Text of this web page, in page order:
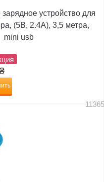
устройство для
(5В, 2.4А), 3,5 метра,
mini usb
₴